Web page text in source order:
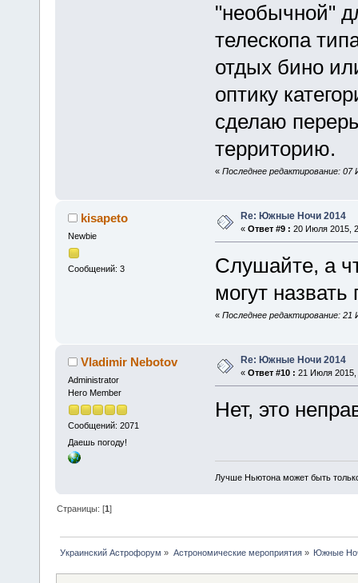
"необычной"
телескопа
отдых бино
оптику
сделаю
территорию.
« Последнее редактирование:
kisapeto
Newbie
Сообщений: 3
Re: Южные Ночи 2014
« Ответ #9 : 20 Июля 2015,
Слушайте, а
могут
« Последнее редактирование: 21
Vladimir Nebotov
Administrator
Hero Member
Сообщений: 2071
Даешь погоду!
Re: Южные Ночи 2014
« Ответ #10 : 21 Июля 2015,
Нет, это
Лучше Ньютона может быть
Страницы: [1]
Украинский Астрофорум » Астрономические мероприятия» Южные